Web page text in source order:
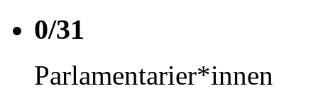
0/31
Parlamentarier*innen